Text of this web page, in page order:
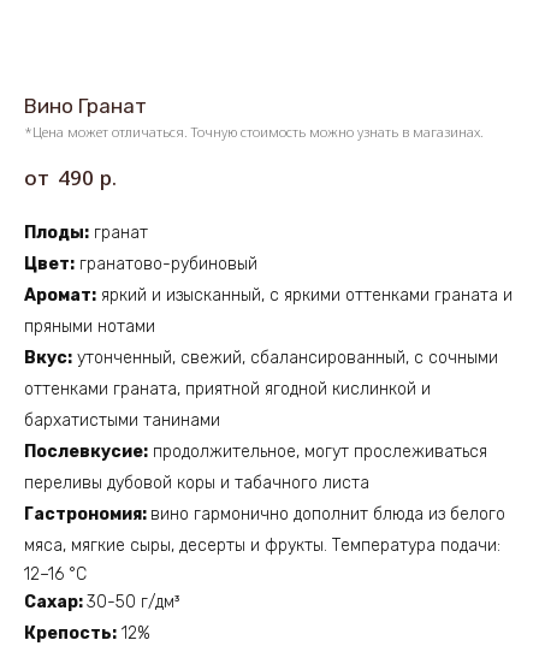
Вино Гранат
*Цена может отличаться. Точную стоимость можно узнать в магазинах.
490 р.
Плоды: гранат
Цвет: гранатово-рубиновый
Аромат: яркий и изысканный, с яркими оттенками граната и
пряными нотами
Вкус: утонченный, свежий, сбалансированный, с сочными
оттенками граната, приятной ягодной кислинкой и
бархатистыми танинами
Послевкусие: продолжительное, могут прослеживаться
переливы дубовой коры и табачного листа
Гастрономия: вино гармонично дополнит блюда из белого
мяса, мягкие сыры, десерты и фрукты. Температура подачи:
12–16 °C
Сахар:30-50 г/дм³
Крепость: 12%